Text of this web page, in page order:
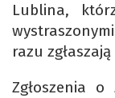
Lublina,
razu
Zgłoszenia